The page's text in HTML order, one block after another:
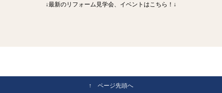
↓最新のリフォーム見学会、イベントはこちら！↓
↑ ページ先頭へ